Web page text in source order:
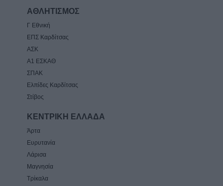
ΑΘΛΗΤΙΣΜΟΣ
Γ Εθνική
ΕΠΣ Καρδίτσας
ΑΣΚ
Α1 ΕΣΚΑΘ
ΣΠΑΚ
Ελπίδες Καρδίτσας
Στίβος
ΚΕΝΤΡΙΚΗ ΕΛΛΑΔΑ
Άρτα
Ευρυτανία
Λάρισα
Μαγνησία
Τρίκαλα